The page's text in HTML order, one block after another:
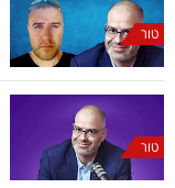
ומחקרים
דעות
רכילות
עסקית
טור
טור